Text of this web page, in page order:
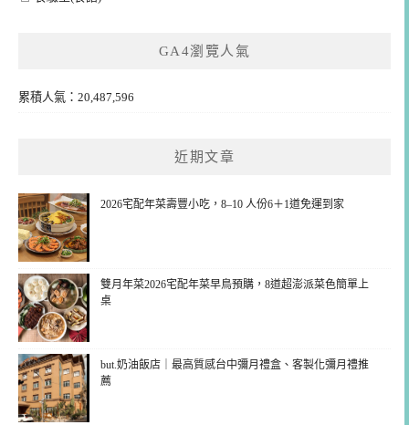
GA4瀏覽人氣
累積人氣：20,487,596
近期文章
2026宅配年菜壽豐小吃，8–10 人份6＋1道免運到家
雙月年菜2026宅配年菜早鳥預購，8道超澎派菜色簡單上
桌
but.奶油飯店｜最高質感台中彌月禮盒、客製化彌月禮推
薦